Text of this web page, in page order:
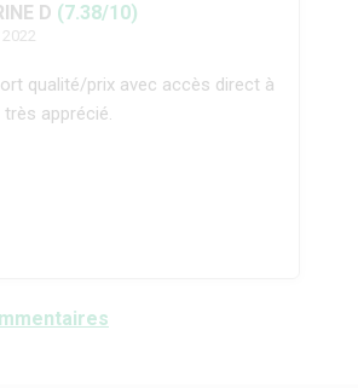
D (7.38/10)
qualité/prix avec accès direct à
très apprécié.